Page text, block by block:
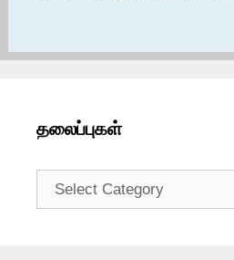
தலைப்புகள்
தலைப்புகள்